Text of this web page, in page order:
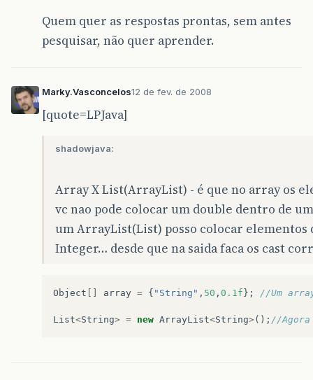
Quem quer as respostas prontas, sem antes
pesquisar, não quer aprender.
Marky.Vasconcelos12 de fev. de 2008
[quote=LPJava]
shadowjava:
Array X List(ArrayList) - é que no array os
vc nao pode colocar um double dentro de
um ArrayList(List) posso colocar
Integer… desde que na saida faca os cast
Object array = { "String" , 50 , 0.1f }; //Um
List<String> = new ArrayList<String> (); //